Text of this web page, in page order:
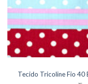
Tecido Tricoline Fio